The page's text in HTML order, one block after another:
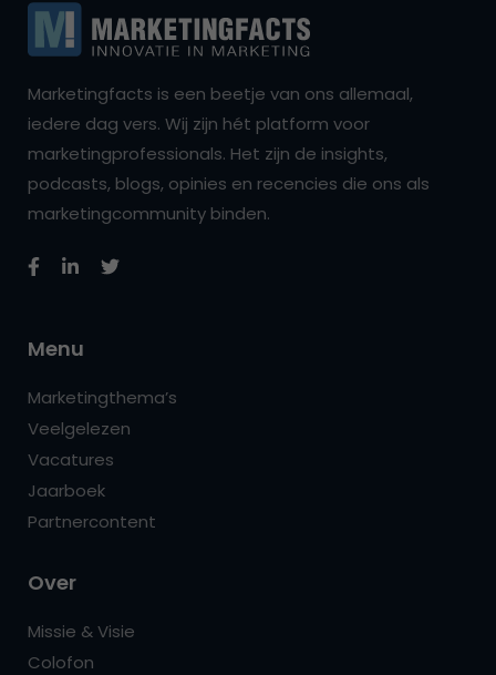
Marketingfacts is een beetje van ons allemaal,
iedere dag vers. Wij zijn hét platform voor
marketingprofessionals. Het zijn de insights,
podcasts, blogs, opinies en recencies die ons als
marketingcommunity binden.
Menu
Marketingthema’s
Veelgelezen
Vacatures
Jaarboek
Partnercontent
Over
Missie & Visie
Colofon